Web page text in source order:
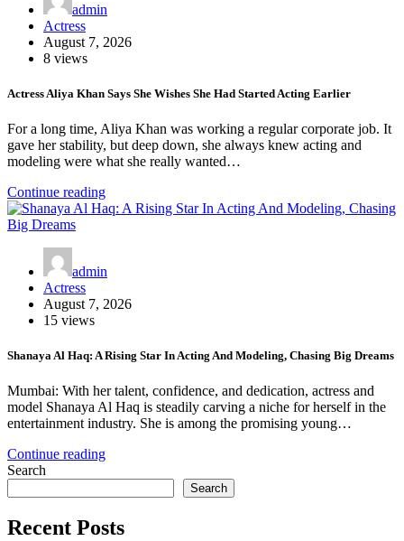
admin
Actress
August 7, 2026
8 views
Actress Aliya Khan Says She Wishes She Had Started Acting Earlier
For a long time, Aliya Khan was working a regular corporate job. It
gave her stability, but deep down, she always knew acting and
modeling were what she really wanted…
Continue reading
admin
Actress
August 7, 2026
15 views
Shanaya Al Haq: A Rising Star In Acting And Modeling, Chasing Big Dreams
Mumbai: With her talent, confidence, and dedication, actress and
model Shanaya Al Haq is steadily carving a niche for herself in the
entertainment industry. She is among the promising young…
Continue reading
Search
Search
Recent Posts